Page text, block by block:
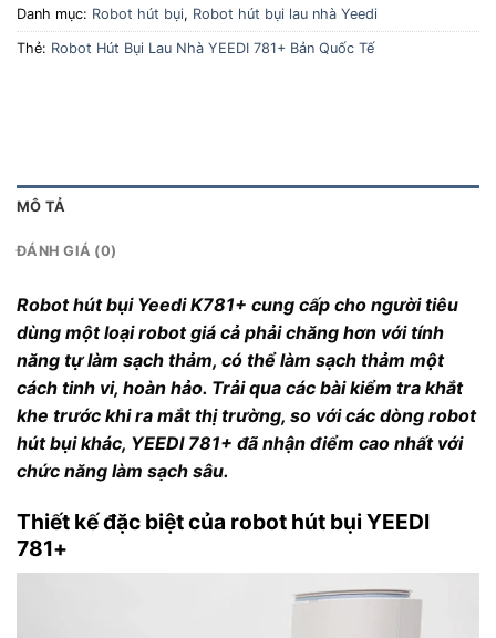
Danh mục: Robot hút bụi, Robot hút bụi lau nhà Yeedi
Thẻ: Robot Hút Bụi Lau Nhà YEEDI 781+ Bản Quốc Tế
MÔ TẢ
ĐÁNH GIÁ (0)
Robot hút bụi Yeedi K781+ cung cấp cho người tiêu
dùng một loại robot giá cả phải chăng hơn với tính
năng tự làm sạch thảm, có thể làm sạch thảm một
cách tinh vi, hoàn hảo. Trải qua các bài kiểm tra khắt
khe trước khi ra mắt thị trường, so với các dòng robot
hút bụi khác, YEEDI 781+ đã nhận điểm cao nhất với
chức năng làm sạch sâu.
Thiết kế đặc biệt của robot hút bụi YEEDI
781+